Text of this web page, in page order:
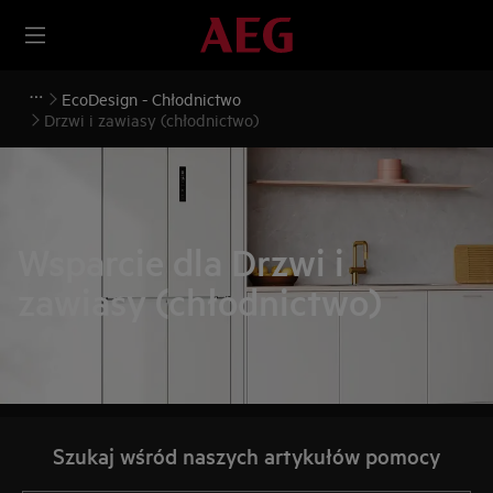
EcoDesign - Chłodnictwo
Drzwi i zawiasy (chłodnictwo)
Wsparcie dla Drzwi i
zawiasy (chłodnictwo)
Szukaj wśród naszych artykułów pomocy